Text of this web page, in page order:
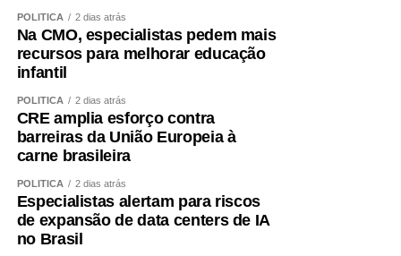
na seriedade de uma decisão tomada por quem pretende
governar Mato Grosso.
de que outro nome será indicado para ocupar a vaga de
vice.
Trata-se da forma como a política é conduzida.
Quem pretende governar um Estado precisa, antes de
POLÍTICA 2 dias atrás
Na CMO, especialistas pedem mais
recursos para melhorar educação
infantil
POLÍTICA 2 dias atrás
CRE amplia esforço contra
barreiras da União Europeia à
carne brasileira
POLÍTICA 2 dias atrás
Especialistas alertam para riscos
de expansão de data centers de IA
no Brasil